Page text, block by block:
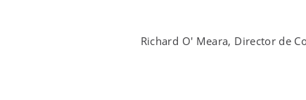
Richard O' Meara, Director de